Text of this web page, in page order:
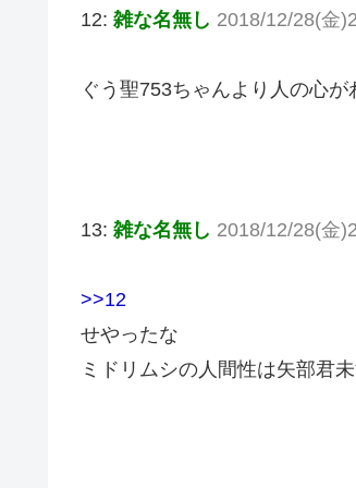
12: 雑な名無し 2018/12/28(金
ぐう聖753ちゃんより人の心
13: 雑な名無し 2018/12/28(金
>>12
せやったな
ミドリムシの人間性は矢部君